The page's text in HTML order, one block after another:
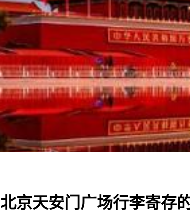
北京天安门广场行李寄存